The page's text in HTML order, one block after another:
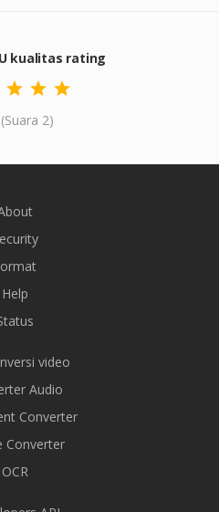
kualitas rating
(Suara 2)
Help
video
Audio
Converter
Converter
OCR